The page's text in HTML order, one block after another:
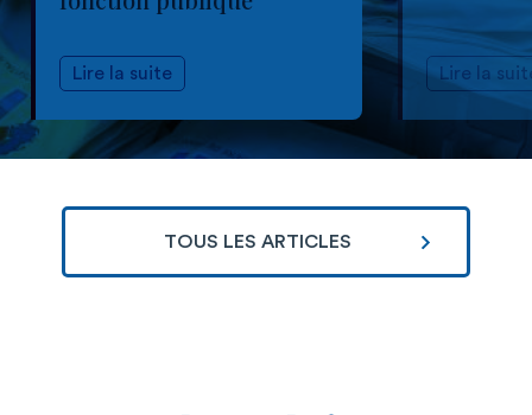
Lire la suite Lire la
TOUS LES ARTICLES